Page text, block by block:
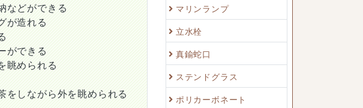
などができる
が造れる
ができる
眺められる
をしながら外を眺められる
マリンランプ
立水栓
真鍮蛇口
ステンドグラス
ポリカーボネート